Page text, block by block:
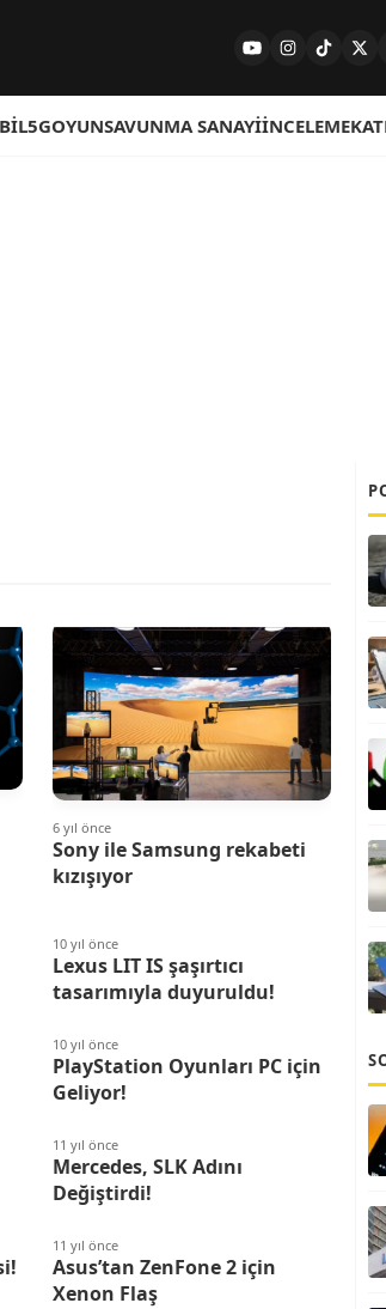
5GOYUNSAVUNMA SANAYIİNCELEME
6 yıl önce
Sony ile Samsung rekabeti
kızışıyor
10 yıl önce
Lexus LIT IS şaşırtıcı
tasarımıyla duyuruldu!
10 yıl önce
PlayStation Oyunları PC için
Geliyor!
11 yıl önce
Mercedes, SLK Adını
Değiştirdi!
11 yıl önce
Asus’tan ZenFone 2 için
Xenon Flaş